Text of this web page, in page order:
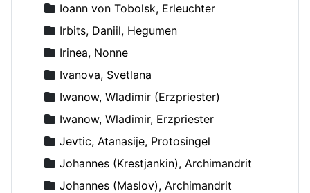
Ioann von Tobolsk, Erleuchter
Irbits, Daniil, Hegumen
Irinea, Nonne
Ivanova, Svetlana
Iwanow, Wladimir (Erzpriester)
Iwanow, Wladimir, Erzpriester
Jevtic, Atanasije, Protosingel
Johannes (Krestjankin), Archimandrit
Johannes (Maslov), Archimandrit